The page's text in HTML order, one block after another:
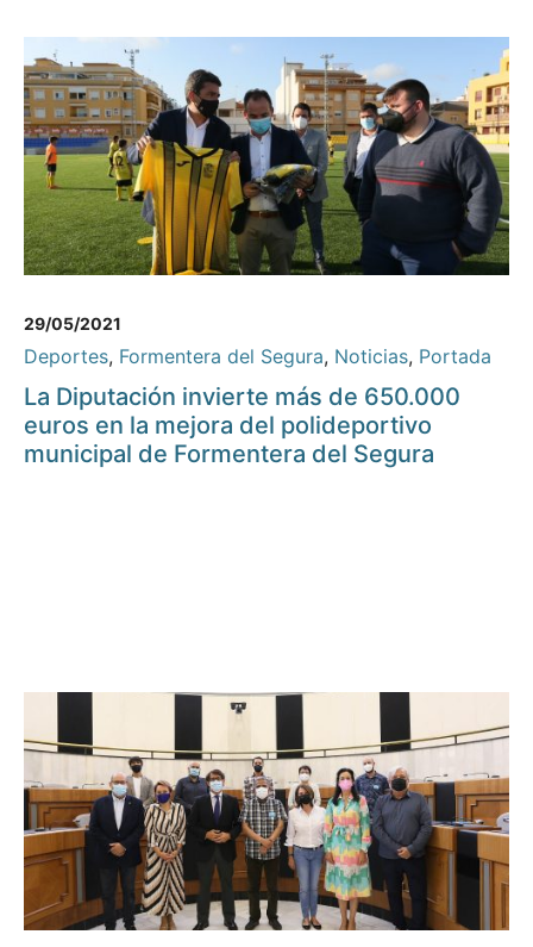
29/05/2021
Deportes, Formentera del Segura, Noticias, Portada
La Diputación invierte más de 650.000
euros en la mejora del polideportivo
municipal de Formentera del Segura